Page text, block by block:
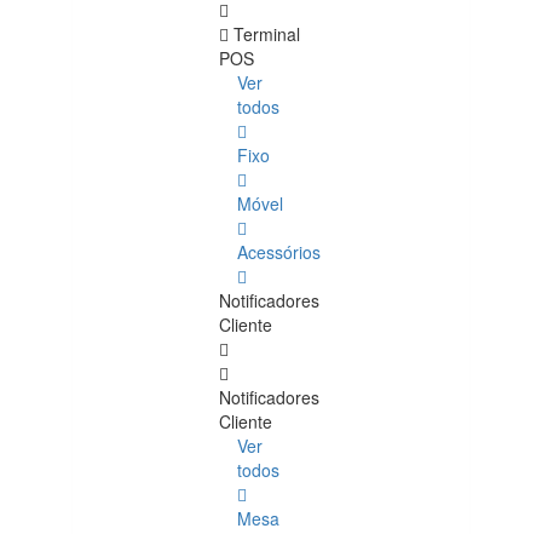
Terminal
POS
Ver
todos
Fixo
Móvel
Acessórios
Notificadores
Cliente
Notificadores
Cliente
Ver
todos
Mesa